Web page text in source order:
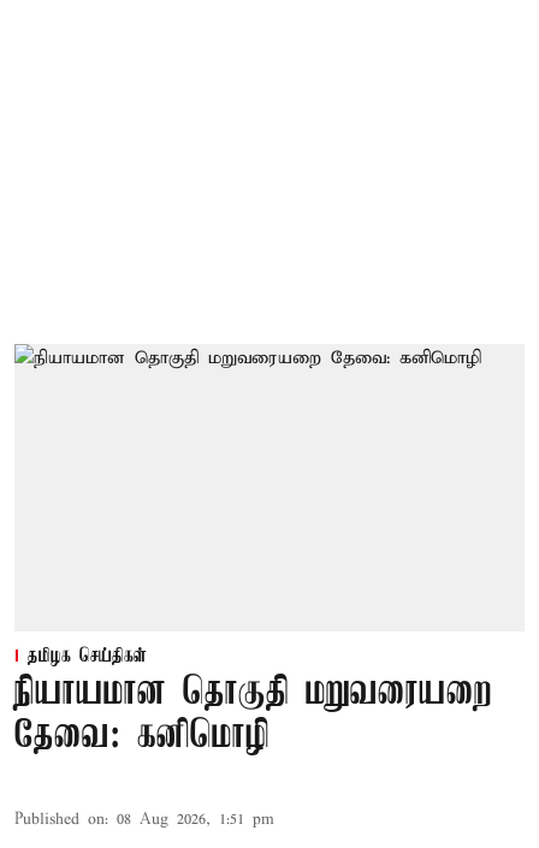
தமிழக செய்திகள்
நியாயமான தொகுதி மறுவரையறை
தேவை: கனிமொழி
Published on: 08 Aug 2026, 1:51 pm